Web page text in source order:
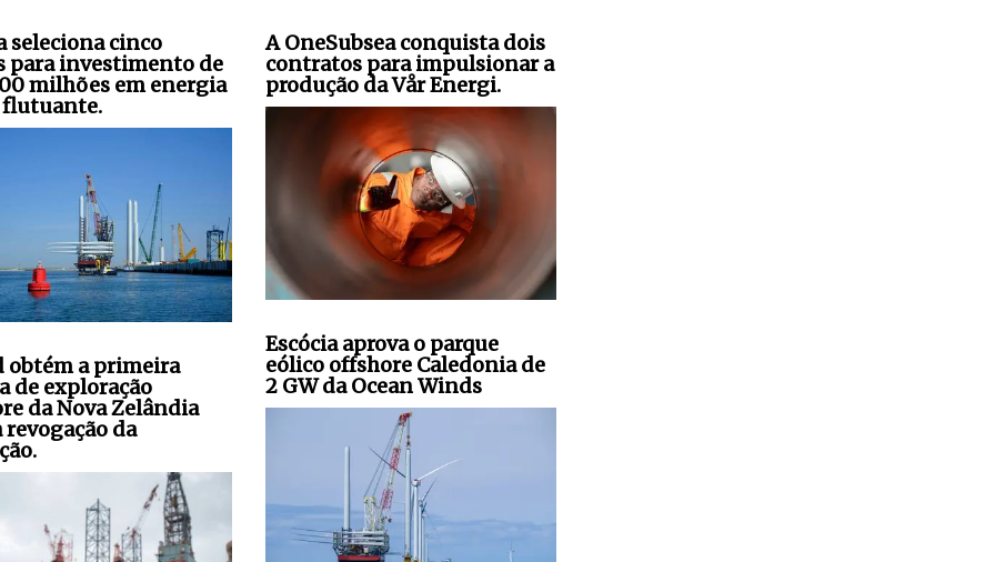
seleciona cinco
para investimento de
milhões em energia
flutuante.
obtém a primeira
de exploração
da Nova Zelândia
revogação da
A OneSubsea conquista dois
contratos para impulsionar a
produção da Vår Energi.
Escócia aprova o parque
eólico offshore Caledonia de
2 GW da Ocean Winds